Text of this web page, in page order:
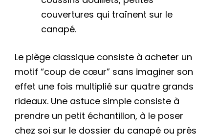
couvertures qui traînent sur le
canapé.
Le piège classique consiste à acheter un
motif “coup de cœur” sans imaginer son
effet une fois multiplié sur quatre grands
rideaux. Une astuce simple consiste à
prendre un petit échantillon, à le poser
chez soi sur le dossier du canapé ou près